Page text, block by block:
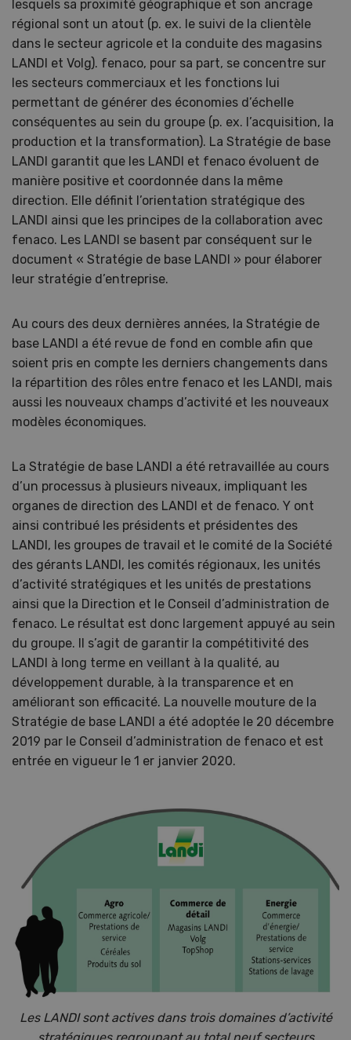
lesquels sa proximité géographique et son ancrage
régional sont un atout (p. ex. le suivi de la clientèle
dans le secteur agricole et la conduite des magasins
LANDI et Volg). fenaco, pour sa part, se concentre sur
les secteurs commerciaux et les fonctions lui
permettant de générer des économies d’échelle
conséquentes au sein du groupe (p. ex. l’acquisition, la
production et la transformation). La Stratégie de base
LANDI garantit que les LANDI et fenaco évoluent de
manière positive et coordonnée dans la même
direction. Elle définit l’orientation stratégique des
LANDI ainsi que les principes de la collaboration avec
fenaco. Les LANDI se basent par conséquent sur le
document « Stratégie de base LANDI » pour élaborer
leur stratégie d’entreprise.
Au cours des deux dernières années, la Stratégie de
base LANDI a été revue de fond en comble afin que
soient pris en compte les derniers changements dans
la répartition des rôles entre fenaco et les LANDI, mais
aussi les nouveaux champs d’activité et les nouveaux
modèles économiques.
La Stratégie de base LANDI a été retravaillée au cours
d’un processus à plusieurs niveaux, impliquant les
organes de direction des LANDI et de fenaco. Y ont
ainsi contribué les présidents et présidentes des
LANDI, les groupes de travail et le comité de la Société
des gérants LANDI, les comités régionaux, les unités
d’activité stratégiques et les unités de prestations
ainsi que la Direction et le Conseil d’administration de
fenaco. Le résultat est donc largement appuyé au sein
du groupe. Il s’agit de garantir la compétitivité des
LANDI à long terme en veillant à la qualité, au
développement durable, à la transparence et en
améliorant son efficacité. La nouvelle mouture de la
Stratégie de base LANDI a été adoptée le 20 décembre
2019 par le Conseil d’administration de fenaco et est
entrée en vigueur le 1 er janvier 2020.
Les LANDI sont actives dans trois domaines d’activité